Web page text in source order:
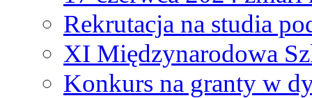
Rekrutacja na studia
XI Międzynarodowa
Konkurs na granty w